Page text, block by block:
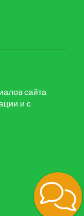
сайта
и с